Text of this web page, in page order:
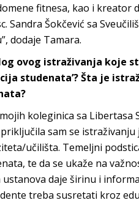
fitnesa, kao i kreator
Sandra Šokčević sa
dodaje Tamara.
ovog istraživanja koje
studenata’? Šta je
koleginica sa
sam se
učilišta. Temeljni
te da se ukaže na
daje širinu i
treba susretati kroz